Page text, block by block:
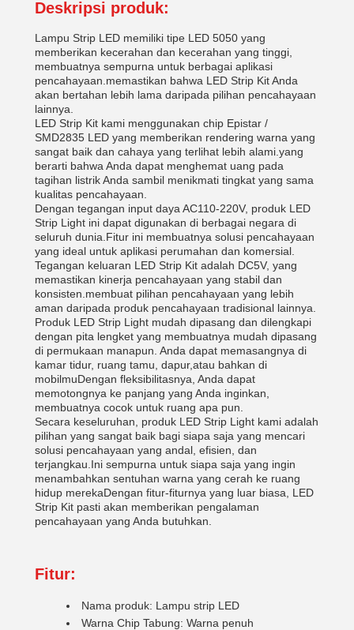
Deskripsi produk:
Lampu Strip LED memiliki tipe LED 5050 yang
memberikan kecerahan dan kecerahan yang tinggi,
membuatnya sempurna untuk berbagai aplikasi
pencahayaan.memastikan bahwa LED Strip Kit Anda
akan bertahan lebih lama daripada pilihan pencahayaan
lainnya.
LED Strip Kit kami menggunakan chip Epistar /
SMD2835 LED yang memberikan rendering warna yang
sangat baik dan cahaya yang terlihat lebih alami.yang
berarti bahwa Anda dapat menghemat uang pada
tagihan listrik Anda sambil menikmati tingkat yang sama
kualitas pencahayaan.
Dengan tegangan input daya AC110-220V, produk LED
Strip Light ini dapat digunakan di berbagai negara di
seluruh dunia.Fitur ini membuatnya solusi pencahayaan
yang ideal untuk aplikasi perumahan dan komersial.
Tegangan keluaran LED Strip Kit adalah DC5V, yang
memastikan kinerja pencahayaan yang stabil dan
konsisten.membuat pilihan pencahayaan yang lebih
aman daripada produk pencahayaan tradisional lainnya.
Produk LED Strip Light mudah dipasang dan dilengkapi
dengan pita lengket yang membuatnya mudah dipasang
di permukaan manapun. Anda dapat memasangnya di
kamar tidur, ruang tamu, dapur,atau bahkan di
mobilmuDengan fleksibilitasnya, Anda dapat
memotongnya ke panjang yang Anda inginkan,
membuatnya cocok untuk ruang apa pun.
Secara keseluruhan, produk LED Strip Light kami adalah
pilihan yang sangat baik bagi siapa saja yang mencari
solusi pencahayaan yang andal, efisien, dan
terjangkau.Ini sempurna untuk siapa saja yang ingin
menambahkan sentuhan warna yang cerah ke ruang
hidup merekaDengan fitur-fiturnya yang luar biasa, LED
Strip Kit pasti akan memberikan pengalaman
pencahayaan yang Anda butuhkan.
Fitur:
Nama produk: Lampu strip LED
Warna Chip Tabung: Warna penuh